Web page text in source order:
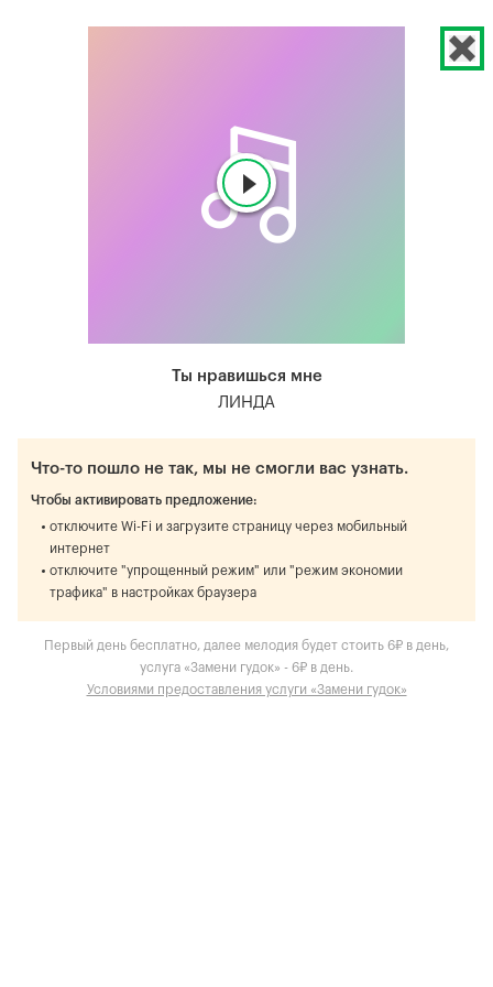
Ты нравишься мне
ЛИНДА
Что-то пошло не так, мы не смогли вас узнать.
Чтобы активировать предложение:
отключите Wi-Fi и загрузите страницу через мобильный
интернет
отключите "упрощенный режим" или "режим экономии
трафика" в настройках браузера
Первый день бесплатно, далее мелодия будет стоить 6₽ в день,
услуга «Замени гудок» - 6₽ в день.
Условиями предоставления услуги «Замени гудок»